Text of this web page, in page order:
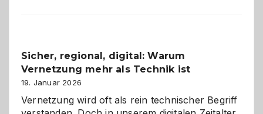
ein
dreifaches
Alaaf!
Sicher, regional, digital: Warum
Vernetzung mehr als Technik ist
19. Januar 2026
Vernetzung wird oft als rein technischer Begriff